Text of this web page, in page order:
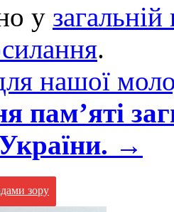
у загальній
.
нашої
пам’яті
→
зору